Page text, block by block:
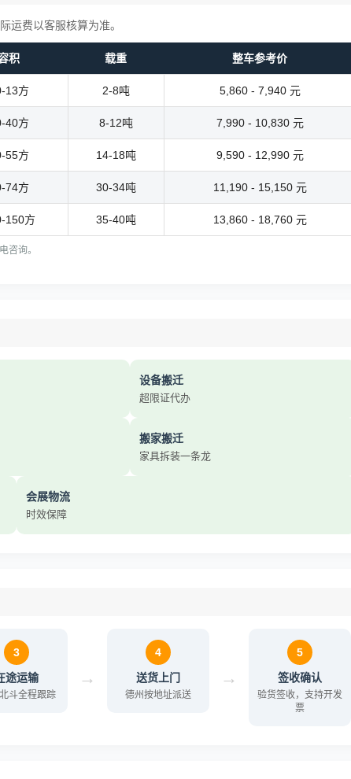
运费以客服核算为准。
积 载重 整车参考价
13方 2-8吨 5,860 - 7,940 元
40方 8-12吨 7,990 - 10,830 元
55方 14-18吨 9,590 - 12,990 元
74方 30-34吨 11,190 - 15,150 元
150方 35-40吨 13,860 - 18,760 元
咨询。
设备搬迁
超限证代办
搬家搬迁
家具拆装一条龙
会展物流
时效保障
3
途运输
斗全程跟踪
→
4
送货上门
德州按地址派送
→
5
签收确认
验货签收，支持开发
票